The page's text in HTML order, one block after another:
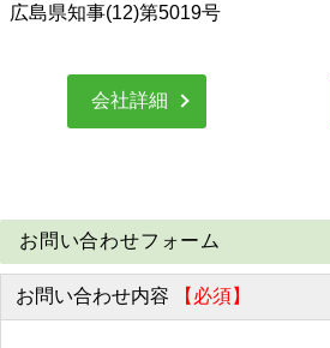
広島県知事(12)第5019号
会社詳細
お問い合わせフォーム
お問い合わせ内容 【必須】